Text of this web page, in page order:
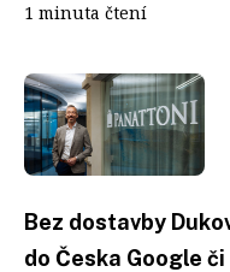
1 minuta čtení
Bez dostavby
do Česka Google